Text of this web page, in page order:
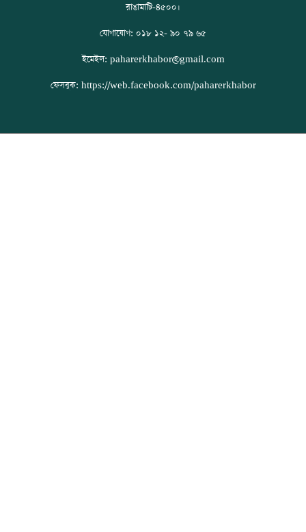
রাঙামাটি-৪৫০০।
যোগাযোগ: ০১৮ ১২- ৯০ ৭৯ ৬৫
ইমেইল: paharerkhabor@gmail.com
ফেসবুক: https://web.facebook.com/paharerkhabor